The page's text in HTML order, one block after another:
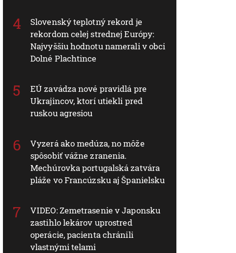
Slovenský teplotný rekord je
rekordom celej strednej Európy:
Najvyššiu hodnotu namerali v obci
Dolné Plachtince
EÚ zavádza nové pravidlá pre
Ukrajincov, ktorí utiekli pred
ruskou agresiou
Vyzerá ako medúza, no môže
spôsobiť vážne zranenia.
Mechúrovka portugalská zatvára
pláže vo Francúzsku aj Španielsku
VIDEO: Zemetrasenie v Japonsku
zastihlo lekárov uprostred
operácie, pacienta chránili
vlastnými telami